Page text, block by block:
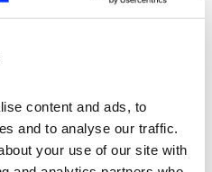
content and ads, to
and to analyse our traffic.
your use of our site with